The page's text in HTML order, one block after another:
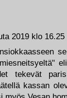
2019 klo 16.25
tekevät
kassan